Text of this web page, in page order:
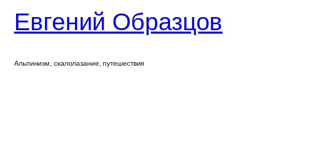
Евгений Образцов
Альпинизм, скалолазание, путешествия